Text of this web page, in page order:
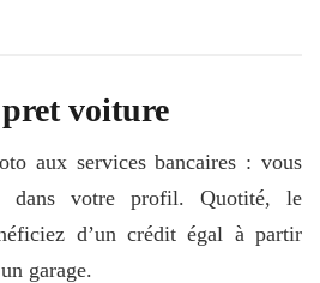
voiture
aux services bancaires : vous
dans votre profil. Quotité, le
d’un crédit égal à partir
garage.